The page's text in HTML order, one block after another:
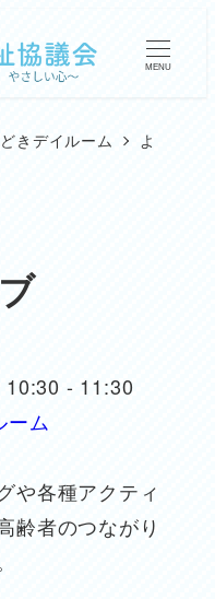
MENU
きデイルーム
よ
10:30 - 11:30
ーム
や各種アクティ
齢者のつながり